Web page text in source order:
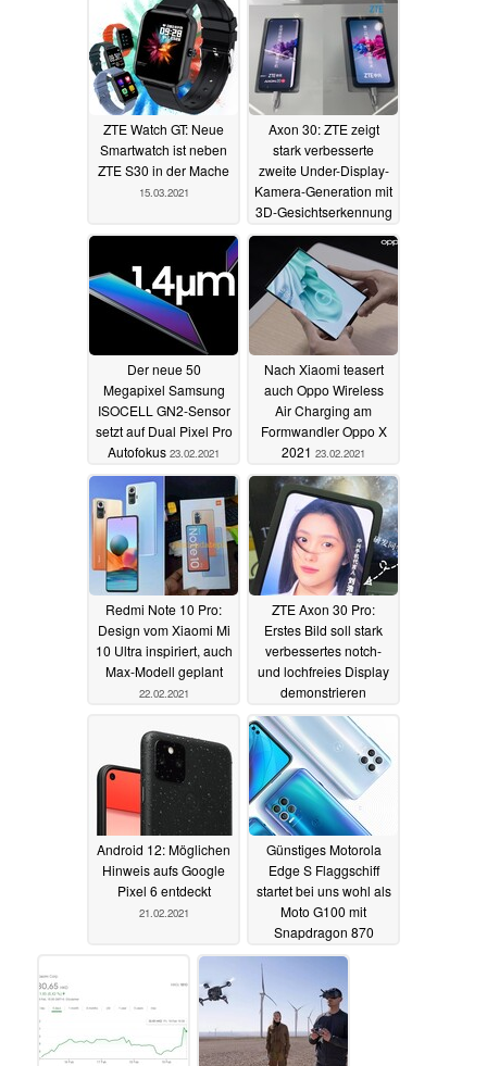
ZTE Watch GT: Neue
Smartwatch ist neben
ZTE S30 in der Mache
15.03.2021
Axon 30: ZTE zeigt
stark verbesserte
zweite Under-Display-
Kamera-Generation mit
3D-Gesichtserkennung
24.02.2021
Der neue 50
Megapixel Samsung
ISOCELL GN2-Sensor
setzt auf Dual Pixel Pro
Autofokus 23.02.2021
Nach Xiaomi teasert
auch Oppo Wireless
Air Charging am
Formwandler Oppo X
2021 23.02.2021
Redmi Note 10 Pro:
Design vom Xiaomi Mi
10 Ultra inspiriert, auch
Max-Modell geplant
22.02.2021
ZTE Axon 30 Pro:
Erstes Bild soll stark
verbessertes notch-
und lochfreies Display
demonstrieren
22.02.2021
Android 12: Möglichen
Hinweis aufs Google
Pixel 6 entdeckt
21.02.2021
Günstiges Motorola
Edge S Flaggschiff
startet bei uns wohl als
Moto G100 mit
Snapdragon 870
21.02.2021